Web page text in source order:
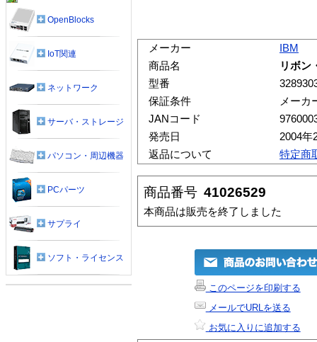
メーカー
IBM
商品名
リボン
型番
保証条件
メーカ
JANコード
発売日
2004年
返品について
特定商
商品番号 41026529
本商品は販売を終了しました
このページを印刷する
メールでURLを送る
お気に入りに追加する
OpenBlocks
IoT関連
ネットワーク
サーバ・ストレージ
パソコン・周辺機器
PCパーツ
サプライ
ソフト・ライセンス